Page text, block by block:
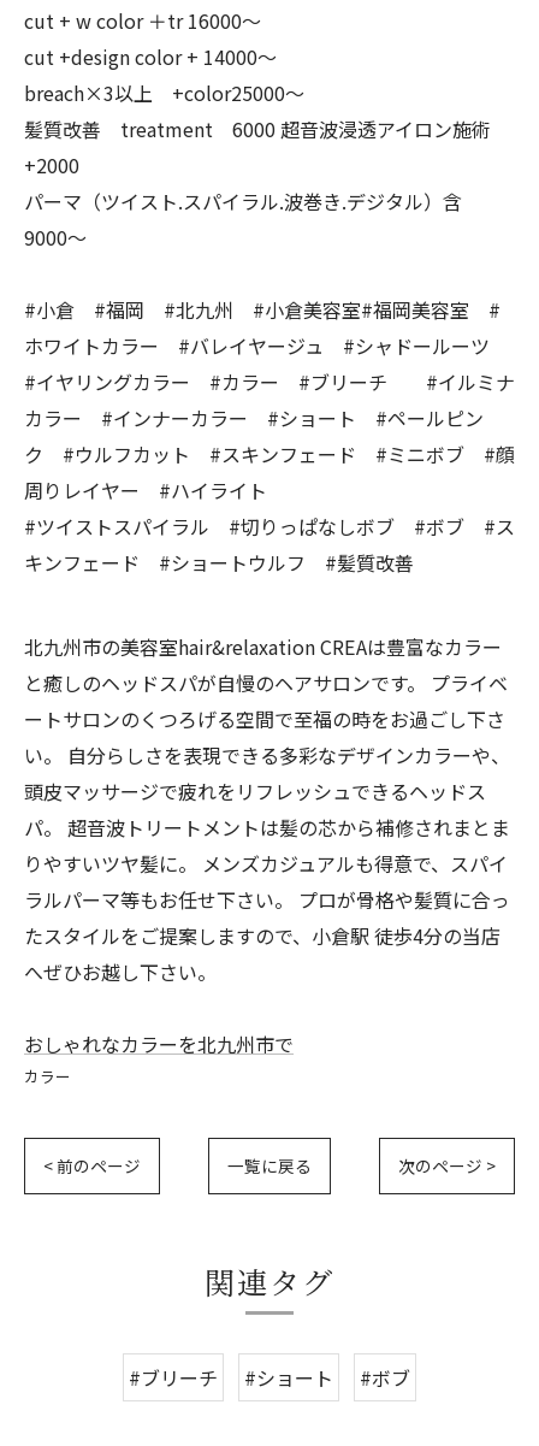
cut + w color ＋tr 16000〜
cut +design color + 14000〜
breach×3以上 +color25000〜
髪質改善 treatment 6000 超音波浸透アイロン施術
+2000
パーマ（ツイスト.スパイラル.波巻き.デジタル）含
9000〜
#小倉 #福岡 #北九州 #小倉美容室#福岡美容室 #
ホワイトカラー #バレイヤージュ #シャドールーツ
#イヤリングカラー #カラー #ブリーチ #イルミナ
カラー #インナーカラー #ショート #ペールピン
ク #ウルフカット #スキンフェード #ミニボブ #顔
周りレイヤー #ハイライト
#ツイストスパイラル #切りっぱなしボブ #ボブ #ス
キンフェード #ショートウルフ #髪質改善
北九州市の美容室hair&relaxation CREAは豊富なカラー
と癒しのヘッドスパが自慢のヘアサロンです。 プライベ
ートサロンのくつろげる空間で至福の時をお過ごし下さ
い。 自分らしさを表現できる多彩なデザインカラーや、
頭皮マッサージで疲れをリフレッシュできるヘッドス
パ。 超音波トリートメントは髪の芯から補修されまとま
りやすいツヤ髪に。 メンズカジュアルも得意で、スパイ
ラルパーマ等もお任せ下さい。 プロが骨格や髪質に合っ
たスタイルをご提案しますので、小倉駅 徒歩4分の当店
へぜひお越し下さい。
おしゃれなカラーを北九州市で
カラー
< 前のページ 一覧に戻る 次のページ >
関連タグ
#ブリーチ #ショート #ボブ